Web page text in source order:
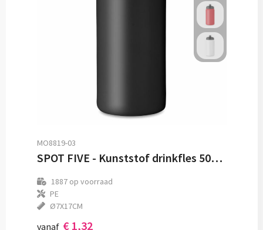
MO8819-03
SPOT FIVE - Kunststof drinkfles 500 ml
1887op voorraad
PE
Ø7X17CM
vanaf € 1,32